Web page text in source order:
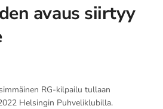
avaus siirtyy
RG-kilpailu tullaan
Helsingin Puhveliklubilla.